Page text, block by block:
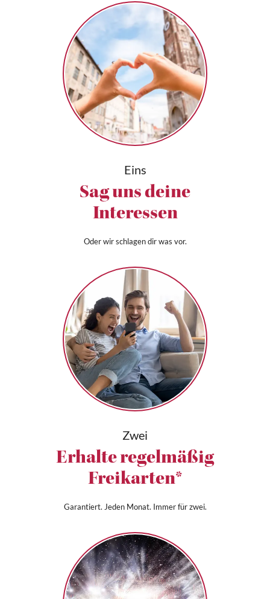
Eins
Sag uns deine
Interessen
Oder wir schlagen dir was vor.
Zwei
Erhalte regelmäßig
Freikarten*
Garantiert. Jeden Monat. Immer für zwei.